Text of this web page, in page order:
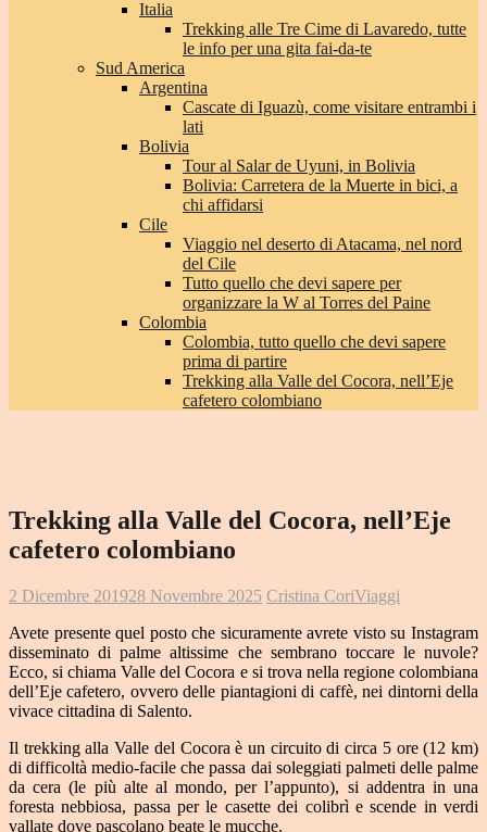
Italia
Trekking alle Tre Cime di Lavaredo, tutte
le info per una gita fai-da-te
Sud America
Argentina
Cascate di Iguazù, come visitare entrambi i
lati
Bolivia
Tour al Salar de Uyuni, in Bolivia
Bolivia: Carretera de la Muerte in bici, a
chi affidarsi
Cile
Viaggio nel deserto di Atacama, nel nord
del Cile
Tutto quello che devi sapere per
organizzare la W al Torres del Paine
Colombia
Colombia, tutto quello che devi sapere
prima di partire
Trekking alla Valle del Cocora, nell’Eje
cafetero colombiano
Trekking alla Valle del Cocora, nell’Eje
cafetero colombiano
2 Dicembre 201928 Novembre 2025 Cristina CoriViaggi
Avete presente quel posto che sicuramente avrete visto su Instagram
disseminato di palme altissime che sembrano toccare le nuvole?
Ecco, si chiama Valle del Cocora e si trova nella regione colombiana
dell’Eje cafetero, ovvero delle piantagioni di caffè, nei dintorni della
vivace cittadina di Salento.
Il trekking alla Valle del Cocora è un circuito di circa 5 ore (12 km)
di difficoltà medio-facile che passa dai soleggiati palmeti delle palme
da cera (le più alte al mondo, per l’appunto), si addentra in una
foresta nebbiosa, passa per le casette dei colibrì e scende in verdi
vallate dove pascolano beate le mucche.